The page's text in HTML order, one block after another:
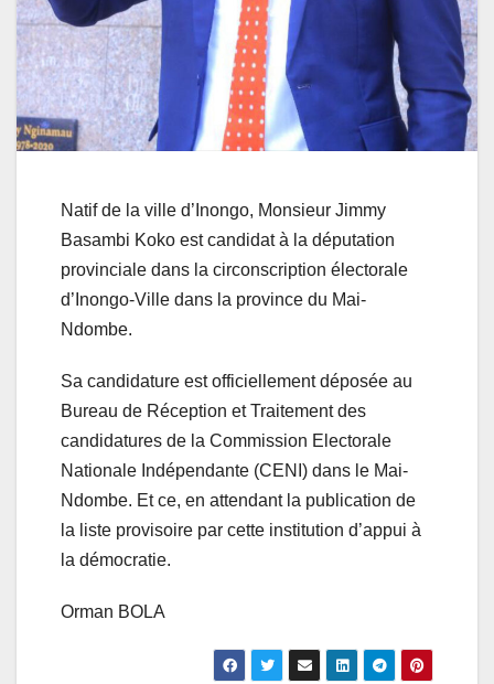
Natif de la ville d’Inongo, Monsieur Jimmy
Basambi Koko est candidat à la députation
provinciale dans la circonscription électorale
d’Inongo-Ville dans la province du Mai-
Ndombe.
Sa candidature est officiellement déposée au
Bureau de Réception et Traitement des
candidatures de la Commission Electorale
Nationale Indépendante (CENI) dans le Mai-
Ndombe. Et ce, en attendant la publication de
la liste provisoire par cette institution d’appui à
la démocratie.
Orman BOLA